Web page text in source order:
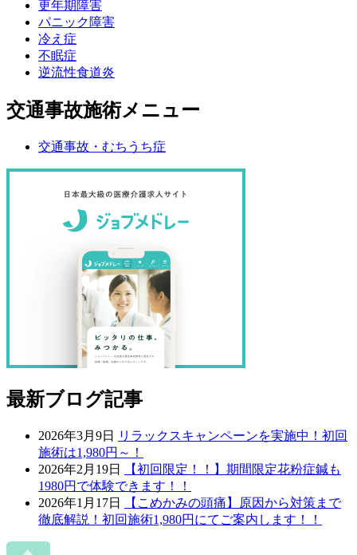
更年期障害
パニック障害
冷え症
不眠症
逆流性食道炎
交通事故施術メニュー
交通事故・むちうち症
最新ブログ記事
2026年3月9日
リラックスキャンペーンを実施中！初回
施術は1,980円～！
2026年2月19日
【初回限定！！】期間限定花粉症鍼も
1980円で体験できます！！
2026年1月17日
【こめかみの頭痛】原因から対策まで
徹底解説！初回施術1,980円にてご案内します！！